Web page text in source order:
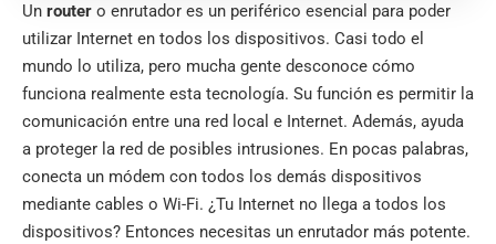
Un router o enrutador es un periférico esencial para poder
utilizar Internet en todos los dispositivos. Casi todo el
mundo lo utiliza, pero mucha gente desconoce cómo
funciona realmente esta tecnología. Su función es permitir la
comunicación entre una red local e Internet. Además, ayuda
a proteger la red de posibles intrusiones. En pocas palabras,
conecta un módem con todos los demás dispositivos
mediante cables o Wi-Fi. ¿Tu Internet no llega a todos los
dispositivos? Entonces necesitas un enrutador más potente.